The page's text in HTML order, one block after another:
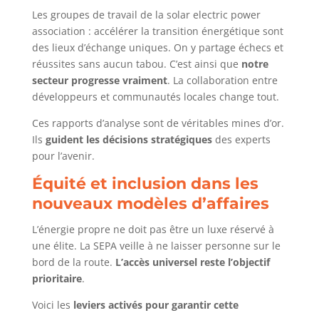
Les groupes de travail de la solar electric power
association : accélérer la transition énergétique sont
des lieux d’échange uniques. On y partage échecs et
réussites sans aucun tabou. C’est ainsi que notre
secteur progresse vraiment. La collaboration entre
développeurs et communautés locales change tout.
Ces rapports d’analyse sont de véritables mines d’or.
Ils guident les décisions stratégiquesdes experts
pour l’avenir.
Équité et inclusion dans les
nouveaux modèles d’affaires
L’énergie propre ne doit pas être un luxe réservé à
une élite. La SEPA veille à ne laisser personne sur le
bord de la route. L’accès universel reste l’objectif
prioritaire.
Voici les leviers activés pour garantir cette